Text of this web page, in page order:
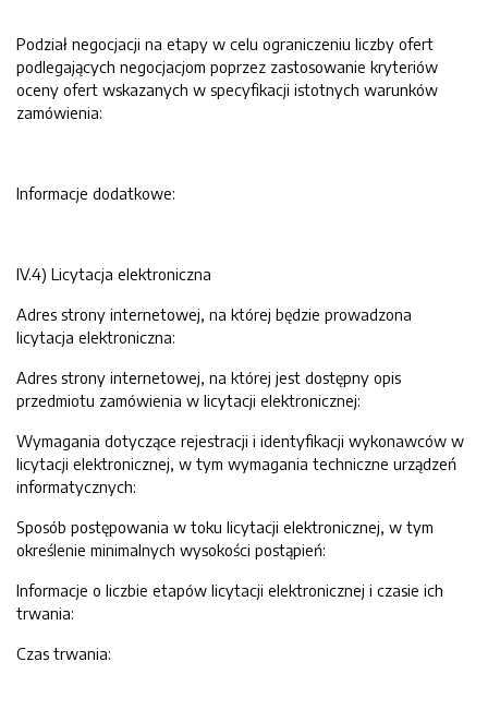
Podział negocjacji na etapy w celu ograniczeniu liczby ofert
podlegających negocjacjom poprzez zastosowanie kryteriów
oceny ofert wskazanych w specyfikacji istotnych warunków
zamówienia:
Informacje dodatkowe:
IV.4) Licytacja elektroniczna
Adres strony internetowej, na której będzie prowadzona
licytacja elektroniczna:
Adres strony internetowej, na której jest dostępny opis
przedmiotu zamówienia w licytacji elektronicznej:
Wymagania dotyczące rejestracji i identyfikacji wykonawców w
licytacji elektronicznej, w tym wymagania techniczne urządzeń
informatycznych:
Sposób postępowania w toku licytacji elektronicznej, w tym
określenie minimalnych wysokości postąpień:
Informacje o liczbie etapów licytacji elektronicznej i czasie ich
trwania:
Czas trwania: